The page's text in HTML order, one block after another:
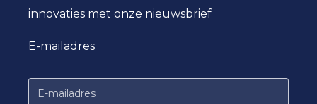
innovaties met onze nieuwsbrief
E-mailadres